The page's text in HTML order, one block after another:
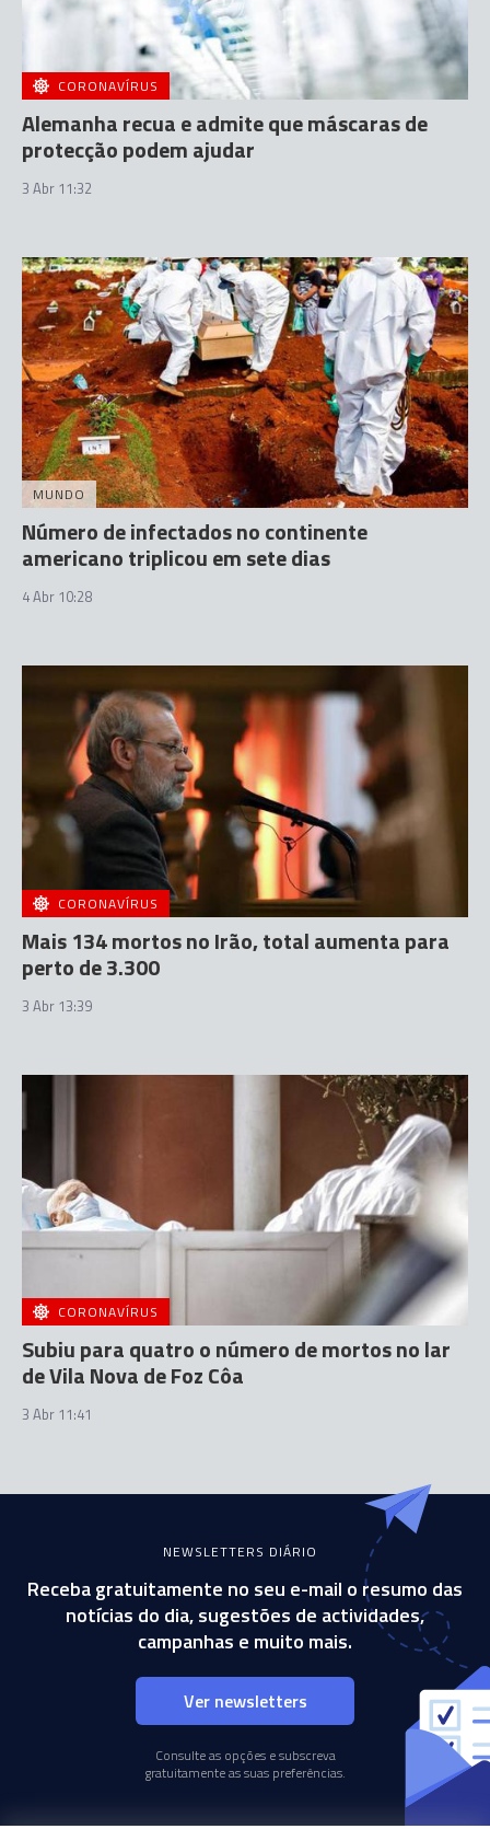
CORONAVÍRUS
Alemanha recua e admite que máscaras de
protecção podem ajudar
3 Abr 11:32
MUNDO
Número de infectados no continente
americano triplicou em sete dias
4 Abr 10:28
CORONAVÍRUS
Mais 134 mortos no Irão, total aumenta para
perto de 3.300
3 Abr 13:39
CORONAVÍRUS
Subiu para quatro o número de mortos no lar
de Vila Nova de Foz Côa
3 Abr 11:41
NEWSLETTERS DIÁRIO
Receba gratuitamente no seu e-mail o resumo das
notícias do dia, sugestões de actividades,
campanhas e muito mais.
Ver newsletters
Consulte as opções e subscreva
gratuitamente as suas preferências.